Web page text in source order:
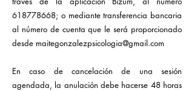
618778668; o mediante transferencia bancaria
al número de cuenta que le será proporcionado
desde maitegonzalezpsicologia@gmail.com
En caso de cancelación de una sesión
agendada, la anulación debe hacerse 48 horas